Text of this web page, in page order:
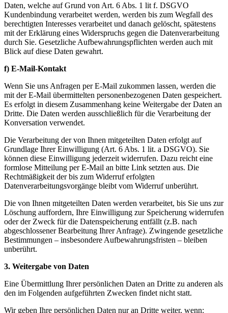
Daten, welche auf Grund von Art. 6 Abs. 1 lit f. DSGVO
Kundenbindung verarbeitet werden, werden bis zum Wegfall des
berechtigten Interesses verarbeitet und danach gelöscht, spätestens
mit der Erklärung eines Widerspruchs gegen die Datenverarbeitung
durch Sie. Gesetzliche Aufbewahrungspflichten werden auch mit
Blick auf diese Daten gewahrt.
f) E-Mail-Kontakt
Wenn Sie uns Anfragen per E-Mail zukommen lassen, werden die
mit der E-Mail übermittelten personenbezogenen Daten gespeichert.
Es erfolgt in diesem Zusammenhang keine Weitergabe der Daten an
Dritte. Die Daten werden ausschließlich für die Verarbeitung der
Konversation verwendet.
Die Verarbeitung der von Ihnen mitgeteilten Daten erfolgt auf
Grundlage Ihrer Einwilligung (Art. 6 Abs. 1 lit. a DSGVO). Sie
können diese Einwilligung jederzeit widerrufen. Dazu reicht eine
formlose Mitteilung per E-Mail an bitte Link setzten aus. Die
Rechtmäßigkeit der bis zum Widerruf erfolgten
Datenverarbeitungsvorgänge bleibt vom Widerruf unberührt.
Die von Ihnen mitgeteilten Daten werden verarbeitet, bis Sie uns zur
Löschung auffordern, Ihre Einwilligung zur Speicherung widerrufen
oder der Zweck für die Datenspeicherung entfällt (z.B. nach
abgeschlossener Bearbeitung Ihrer Anfrage). Zwingende gesetzliche
Bestimmungen – insbesondere Aufbewahrungsfristen – bleiben
unberührt.
3. Weitergabe von Daten
Eine Übermittlung Ihrer persönlichen Daten an Dritte zu anderen als
den im Folgenden aufgeführten Zwecken findet nicht statt.
Wir geben Ihre persönlichen Daten nur an Dritte weiter, wenn: